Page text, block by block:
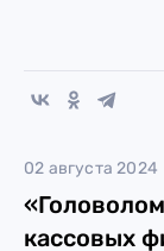
02 августа 2024
кассовых